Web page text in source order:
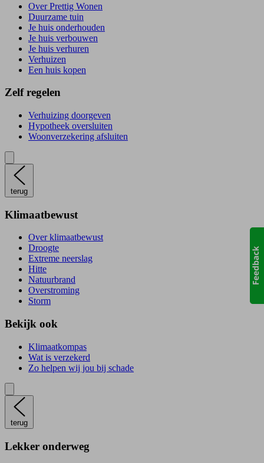
Over Prettig Wonen
Duurzame tuin
Je huis onderhouden
Je huis verbouwen
Je huis verhuren
Verhuizen
Een huis kopen
Zelf regelen
Verhuizing doorgeven
Hypotheek oversluiten
Woonverzekering afsluiten
terug
Klimaatbewust
Over klimaatbewust
Droogte
Extreme neerslag
Hitte
Natuurbrand
Overstroming
Storm
Bekijk ook
Klimaatkompas
Wat is verzekerd
Zo helpen wij jou bij schade
terug
Lekker onderweg